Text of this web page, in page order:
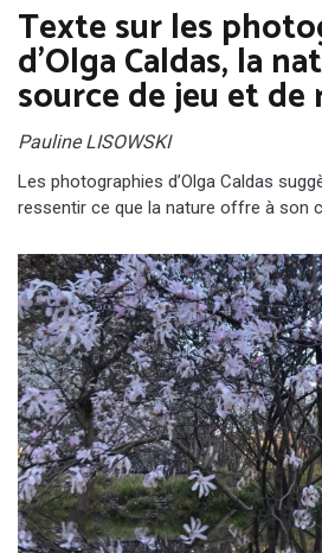
Texte sur les
d’Olga Caldas, la
source de jeu et de
Pauline LISOWSKI
Les photographies d’Olga Caldas
ressentir ce que la nature offre à son